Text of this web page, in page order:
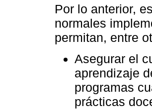
Por lo anterior,
normales
permitan, entre
Asegurar el
aprendizaje
programas
prácticas